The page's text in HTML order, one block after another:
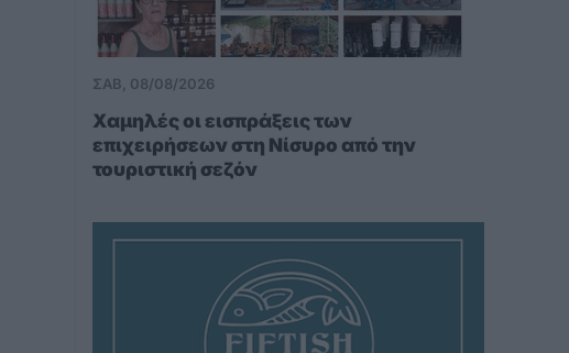
ΣΑΒ, 08/08/2026
Χαμηλές οι εισπράξεις των
επιχειρήσεων στη Νίσυρο από την
τουριστική σεζόν